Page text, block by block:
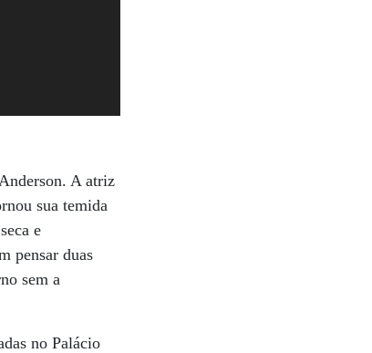
A atriz
sua temida
e
pensar duas
sem a
no Palácio